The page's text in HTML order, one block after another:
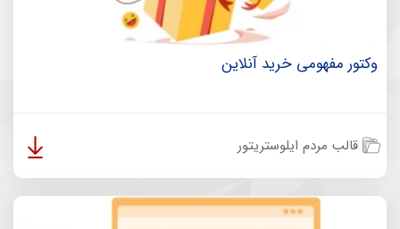
وکتور مفهومی خرید آنلاین
قالب مردم ایلوستریتور